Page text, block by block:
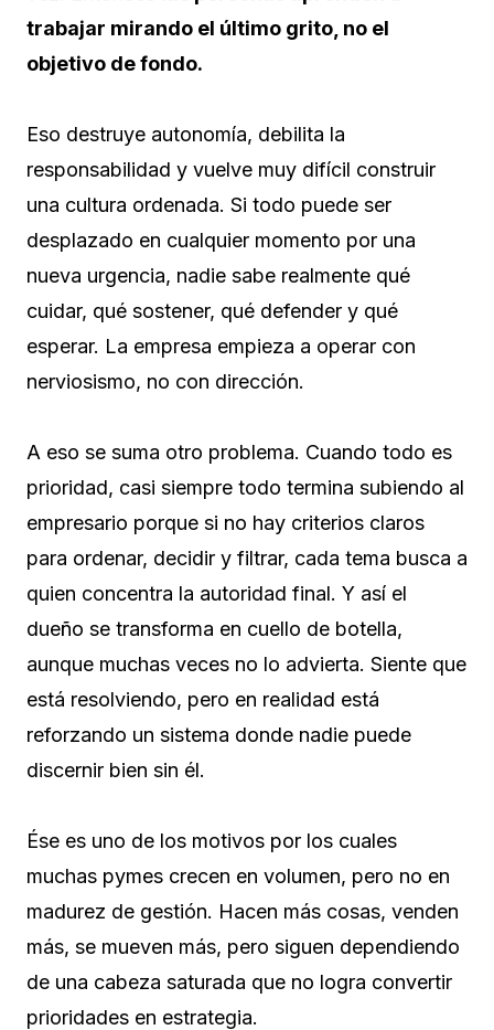
trabajar mirando el último grito, no el
objetivo de fondo.
Eso destruye autonomía, debilita la
responsabilidad y vuelve muy difícil construir
una cultura ordenada. Si todo puede ser
desplazado en cualquier momento por una
nueva urgencia, nadie sabe realmente qué
cuidar, qué sostener, qué defender y qué
esperar. La empresa empieza a operar con
nerviosismo, no con dirección.
A eso se suma otro problema. Cuando todo es
prioridad, casi siempre todo termina subiendo al
empresario porque si no hay criterios claros
para ordenar, decidir y filtrar, cada tema busca a
quien concentra la autoridad final. Y así el
dueño se transforma en cuello de botella,
aunque muchas veces no lo advierta. Siente que
está resolviendo, pero en realidad está
reforzando un sistema donde nadie puede
discernir bien sin él.
Ése es uno de los motivos por los cuales
muchas pymes crecen en volumen, pero no en
madurez de gestión. Hacen más cosas, venden
más, se mueven más, pero siguen dependiendo
de una cabeza saturada que no logra convertir
prioridades en estrategia.